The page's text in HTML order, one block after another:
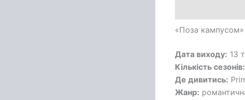
«Поза
Дата виходу: 13
Кількість сезонів:
Де дивитись:
Жанр: